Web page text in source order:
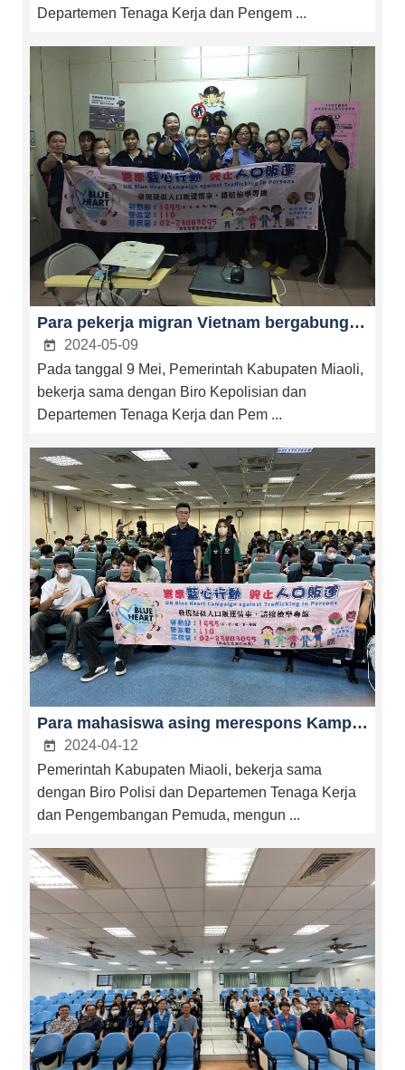
Departemen Tenaga Kerja dan Pengem ...
Para pekerja migran Vietnam bergabung dengan Kampanye Blue Heart Perserikatan Bangsa-Bangsa untuk bersama-sama memerangi perdagangan manusia.
2024-05-09
Pada tanggal 9 Mei, Pemerintah Kabupaten Miaoli,
bekerja sama dengan Biro Kepolisian dan
Departemen Tenaga Kerja dan Pem ...
Para mahasiswa asing merespons Kampanye Blue Heart oleh Perserikatan Bangsa-Bangsa untuk bersama-sama melawan perdagangan manusia
2024-04-12
Pemerintah Kabupaten Miaoli, bekerja sama
dengan Biro Polisi dan Departemen Tenaga Kerja
dan Pengembangan Pemuda, mengun ...